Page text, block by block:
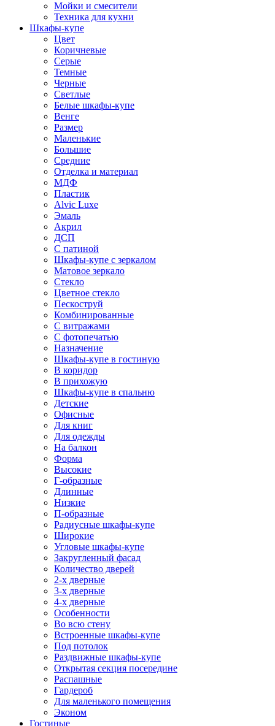
Мойки и смесители
Техника для кухни
Шкафы-купе
Цвет
Коричневые
Серые
Темные
Черные
Светлые
Белые шкафы-купе
Венге
Размер
Маленькие
Большие
Средние
Отделка и материал
МДФ
Пластик
Alvic Luxe
Эмаль
Акрил
ДСП
С патиной
Шкафы-купе с зеркалом
Матовое зеркало
Стекло
Цветное стекло
Пескоструй
Комбинированные
С витражами
С фотопечатью
Назначение
Шкафы-купе в гостиную
В коридор
В прихожую
Шкафы-купе в спальню
Детские
Офисные
Для книг
Для одежды
На балкон
Форма
Высокие
Г-образные
Длинные
Низкие
П-образные
Радиусные шкафы-купе
Широкие
Угловые шкафы-купе
Закругленный фасад
Количество дверей
2-х дверные
3-х дверные
4-х дверные
Особенности
Во всю стену
Встроенные шкафы-купе
Под потолок
Раздвижные шкафы-купе
Открытая секция посередине
Распашные
Гардероб
Для маленького помещения
Эконом
Гостиные